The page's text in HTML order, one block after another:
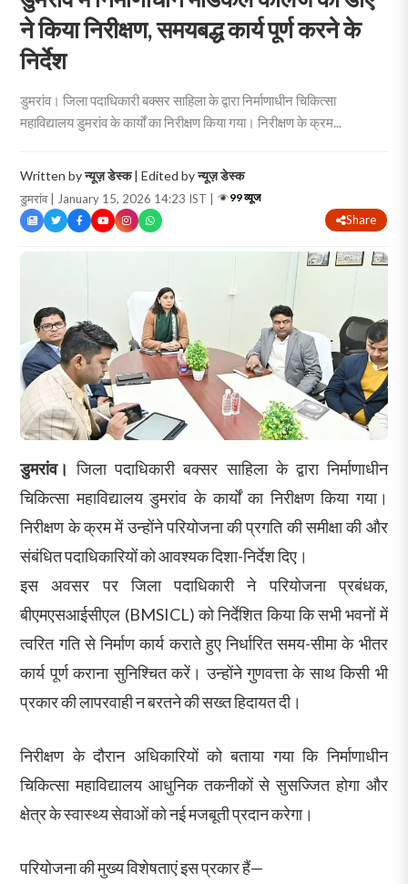
ने किया निरीक्षण, समयबद्ध कार्य पूर्ण करने के
निर्देश
डुमरांव। जिला पदाधिकारी बक्सर साहिला के द्वारा निर्माणाधीन चिकित्सा
महाविद्यालय डुमरांव के कार्यों का निरीक्षण किया गया। निरीक्षण के क्रम...
Written byन्यूज़ डेस्क| Edited byन्यूज़ डेस्क
डुमरांव | January 15, 2026 14:23 IST | 99 व्यूज
Share
डुमरांव।जिला पदाधिकारी बक्सर साहिला के द्वारा निर्माणाधीन
चिकित्सा महाविद्यालय डुमरांव के कार्यों का निरीक्षण किया गया।
निरीक्षण के क्रम में उन्होंने परियोजना की प्रगति की समीक्षा की और
संबंधित पदाधिकारियों को आवश्यक दिशा-निर्देश दिए।
इस अवसर पर जिला पदाधिकारी ने परियोजना प्रबंधक,
बीएमएसआईसीएल (BMSICL) को निर्देशित किया कि सभी भवनों में
त्वरित गति से निर्माण कार्य कराते हुए निर्धारित समय-सीमा के भीतर
कार्य पूर्ण कराना सुनिश्चित करें। उन्होंने गुणवत्ता के साथ किसी भी
प्रकार की लापरवाही न बरतने की सख्त हिदायत दी।
निरीक्षण के दौरान अधिकारियों को बताया गया कि निर्माणाधीन
चिकित्सा महाविद्यालय आधुनिक तकनीकों से सुसज्जित होगा और
क्षेत्र के स्वास्थ्य सेवाओं को नई मजबूती प्रदान करेगा।
परियोजना की मुख्य विशेषताएं इस प्रकार हैं—